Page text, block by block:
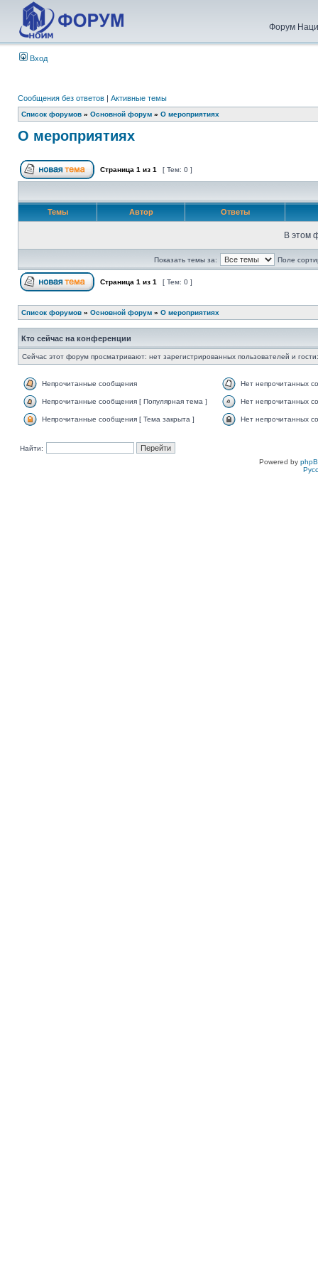
Форум
Вход
Сообщения без ответов | Активные темы
Список форумов » Основной форум » О мероприятиях
О мероприятиях
Страница 1 из 1 [ Тем: 0 ]
Темы Автор Ответы
В этом
Показать темы за: Поле
Страница 1 из 1 [ Тем: 0 ]
Список форумов » Основной форум » О мероприятиях
Кто сейчас на конференции
Сейчас этот форум просматривают: нет зарегистрированных пользователей и
Непрочитанные сообщения Нет непрочитанных
Непрочитанные сообщения [ Популярная тема ] Нет непрочитанных
Непрочитанные сообщения [ Тема закрыта ] Нет непрочитанных
Найти:
Powered by